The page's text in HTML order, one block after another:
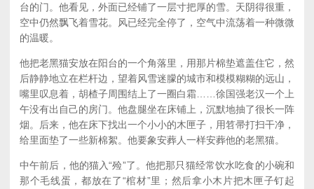
台的门。他看见，外面已经铺了一层寸把厚的雪。天阴得很重，
空中仍然飘飞着雪花。风已经完全停了，空气中流荡着一种微微
的温暖。
他把老黑猫安放在阳台的一个角落里，用那片棉垫遮盖住它，然
后静静地立在栏杆边，望着风雪迷朦的城市和模模糊糊的远山，
嘴里叹息着，胡楂子周围结上了一圈白霜……徐国强老汉一个上
午没有出自己的房门。他盘腿坐在床铺上，沉默地抽了很长一阵
烟。后来，他在床下找出一个小小的木匣子，用笤帚打扫干净，
给里面垫了一些新棉絮。他要象安葬人一样安葬他的老黑猫。
中午前后，他的猫入“殓”了。他把那只猫经常饮水吃食的小碗和
那个毛线蛋，都放在了“棺材”里；然后拿小木片把木匣子钉起